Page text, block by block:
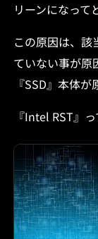
リーンになって
この原因は、
ていない事が原
『SSD』本体が
『Intel RST』